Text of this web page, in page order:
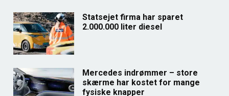
Statsejet firma har sparet
2.000.000 liter diesel
Mercedes indrømmer – store
skærme har kostet for mange
fysiske knapper